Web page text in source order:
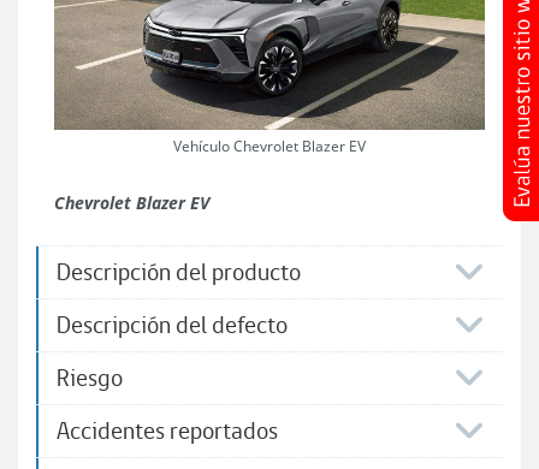
Vehículo Chevrolet Blazer EV
Chevrolet Blazer EV
Descripción del producto
Descripción del defecto
Riesgo
Accidentes reportados